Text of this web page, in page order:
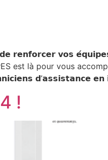
𝗿𝗲𝗻𝗳𝗼𝗿𝗰𝗲𝗿 𝘃𝗼𝘀
est là pour vous
𝗱’𝗮𝘀𝘀𝗶𝘀𝘁𝗮𝗻𝗰𝗲
!